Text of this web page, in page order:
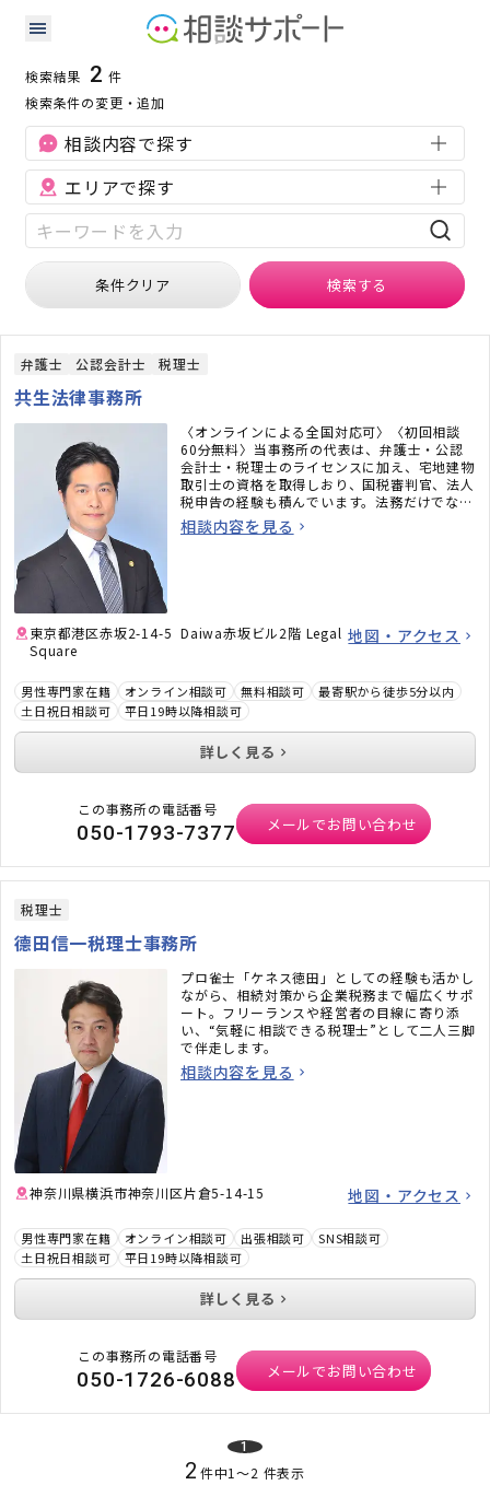
和歌山県の企業税務に強い専門家の検索結果
和歌山県 企業税務
検索結果 2 件
検索条件の変更・追加
相談内容で探す
エリアで探す
条件クリア 検索する
弁護士 公認会計士 税理士
共生法律事務所
〈オンラインによる全国対応可〉〈初回相談
60分無料〉当事務所の代表は、弁護士・公認
会計士・税理士のライセンスに加え、宅地建物
取引士の資格を取得しおり、国税審判官、法人
税申告の経験も積んでいます。法務だけでな
く、税務のことまで考えた包括的なサポートを
ご提供いたします。不動産・相続でお困りの
相談内容を見る
東京都港区赤坂2-14-5 Daiwa赤坂ビル2階 Legal
Square
地図・アクセス
男性専門家在籍 オンライン相談可 無料相談可
最寄駅から徒歩5分以内
土日祝日相談可
平日19時以降相談可
詳しく見る
この事務所の電話番号
050-1793-7377 メールでお問い合わせ
税理士
德田信一税理士事務所
プロ雀士「ケネス徳田」としての経験も活かし
ながら、相続対策から企業税務まで幅広くサポ
ート。フリーランスや経営者の目線に寄り添
い、“気軽に相談できる税理士”として二人三脚
で伴走します。
相談内容を見る
神奈川県横浜市神奈川区片倉5-14-15 地図・アクセス
男性専門家在籍 オンライン相談可 出張相談可
SNS相談可
土日祝日相談可
平日19時以降相談可
詳しく見る
この事務所の電話番号
050-1726-6088 メールでお問い合わせ
1
2 件中1〜2 件表示